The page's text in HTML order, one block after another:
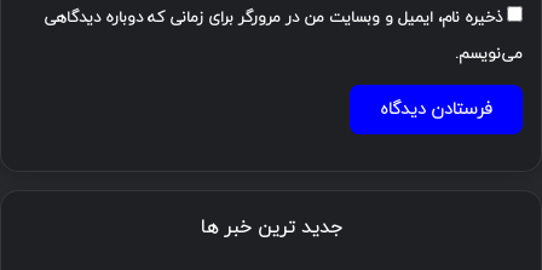
ذخیره نام، ایمیل و وبسایت من در مرورگر برای زمانی که دوباره دیدگاهی
می‌نویسم.
جدید ترین خبر ها